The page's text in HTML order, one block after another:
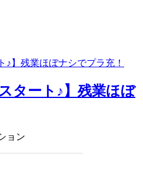
タート♪】残業ほぼ
ョン